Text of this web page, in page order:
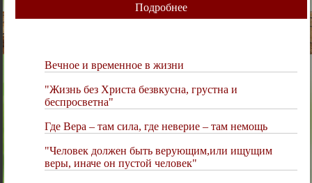
Подробнее
Вечное и временное в жизни
"Жизнь без Христа безвкусна, грустна и
беспросветна"
Где Вера – там сила, где неверие – там немощь
"Человек должен быть верующим,или ищущим
веры, иначе он пустой человек"